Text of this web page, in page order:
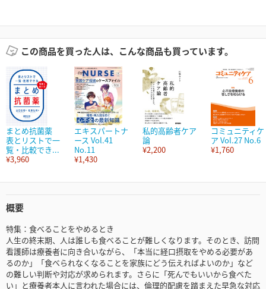
この商品を買った人は、こんな商品も買っています。
まとめ抗菌薬
表とリストで一
覧・比較でき...
¥3,960
エキスパートナ
ース Vol.41
No.11
¥1,430
私的高齢者ケア
論
¥2,200
コミュニティケ
ア Vol.27 No.6
¥1,760
概要
特集：食べることをやめるとき
人生の終末期、人は誰しも食べることが難しくなります。そのとき、訪問
看護師は療養者に向き合いながら、「本当に経口摂取をやめる必要があ
るのか」「食べられなくなることを家族にどう伝えればよいのか」など
の難しい判断や対応が求められます。さらに「死んでもいいから食べた
い」と療養者本人に言われた場合には、倫理的配慮を踏まえた早急な対応